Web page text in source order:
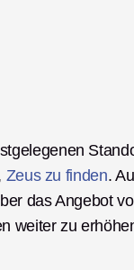
Zeus zu finden.
das Angebot
weiter zu